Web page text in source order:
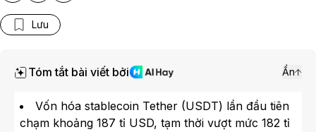
Lưu
Tóm tắt bài viết bởi Ẩn
Vốn hóa stablecoin Tether (USDT) lần đầu tiên
chạm khoảng 187 tỉ USD, tạm thời vượt mức 182 tỉ